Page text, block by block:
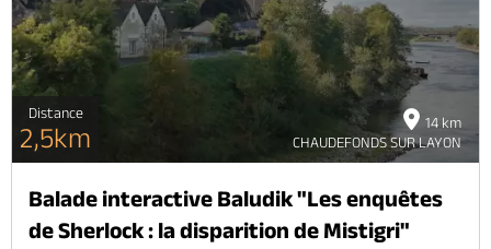
14 km
CHAUDEFONDS SUR LAYON
Distance
2,5km
Balade interactive Baludik "Les enquêtes
de Sherlock : la disparition de Mistigri"